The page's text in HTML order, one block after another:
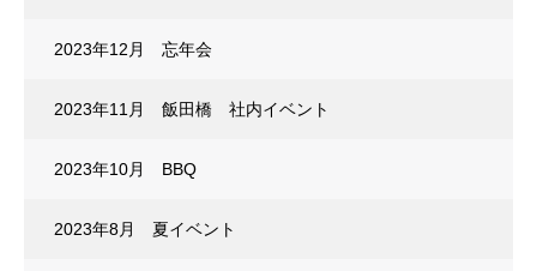
2023年12月 忘年会
2023年11月 飯田橋 社内イベント
2023年10月 BBQ
2023年8月 夏イベント